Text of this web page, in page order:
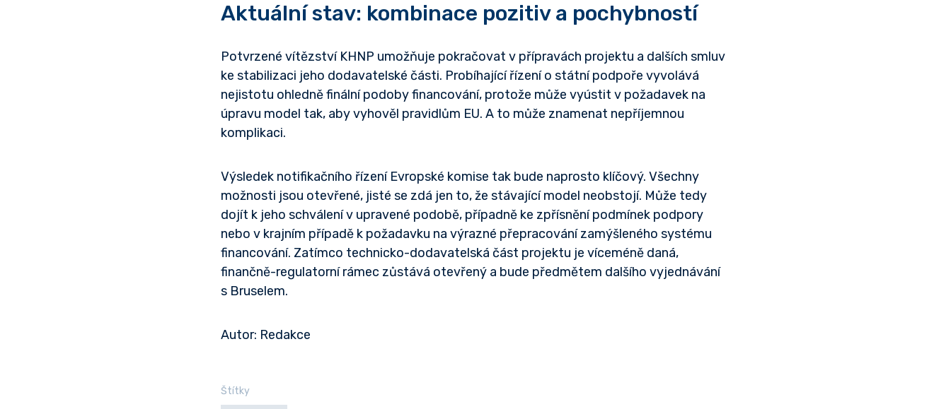
Aktuální stav: kombinace pozitiv a pochybností
Potvrzené vítězství KHNP umožňuje pokračovat v přípravách projektu a dalších smluv
ke stabilizaci jeho dodavatelské části. Probíhající řízení o státní podpoře vyvolává
nejistotu ohledně finální podoby financování, protože může vyústit v požadavek na
úpravu model tak, aby vyhověl pravidlům EU. A to může znamenat nepříjemnou
komplikaci.
Výsledek notifikačního řízení Evropské komise tak bude naprosto klíčový. Všechny
možnosti jsou otevřené, jisté se zdá jen to, že stávající model neobstojí. Může tedy
dojít k jeho schválení v upravené podobě, případně ke zpřísnění podmínek podpory
nebo v krajním případě k požadavku na výrazné přepracování zamýšleného systému
financování. Zatímco technicko-dodavatelská část projektu je víceméně daná,
finančně-regulatorní rámec zůstává otevřený a bude předmětem dalšího vyjednávání
s Bruselem.
Autor: Redakce
Štítky